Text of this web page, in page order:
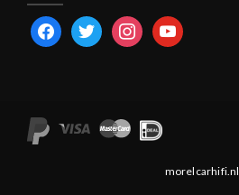
FACEBOOKTWITTERINSTAGRAM
YOUTUBE
morelcarhifi.nl